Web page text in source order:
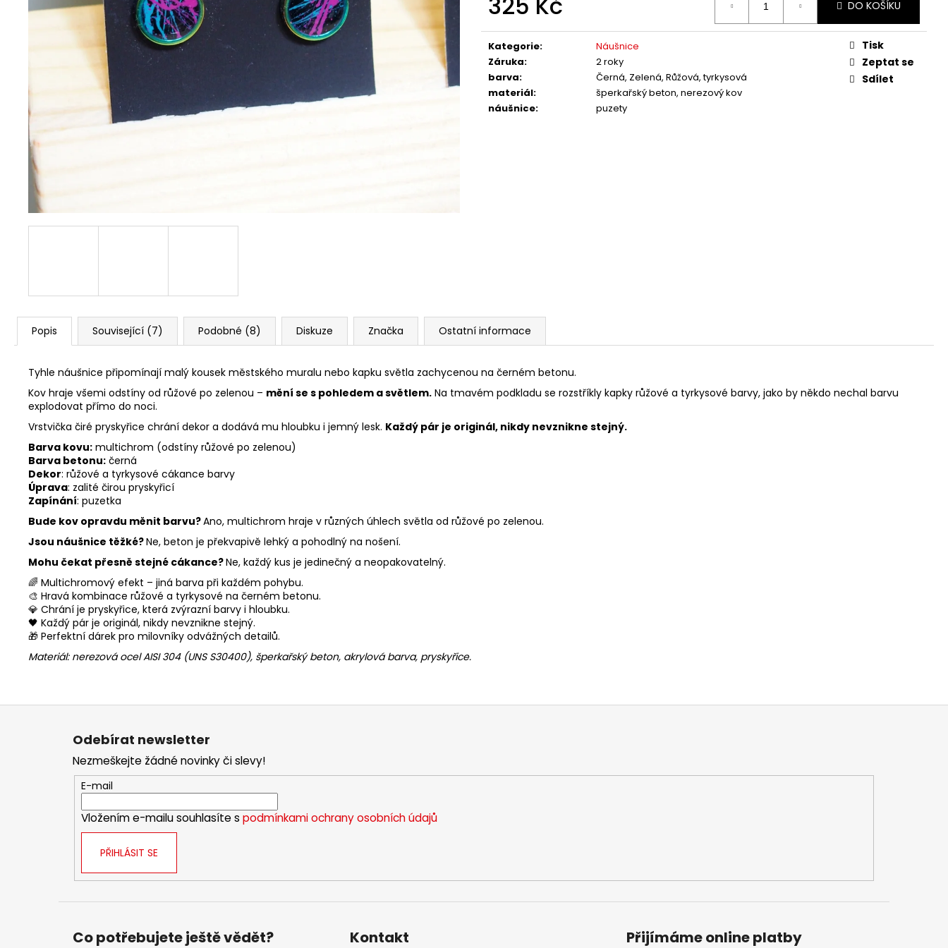
cena:
DO KOŠÍKU
Kategorie:
Náušnice
Záruka:
2 roky
barva:
Černá, Zelená, Růžová, tyrkysová
materiál:
šperkařský beton, nerezový kov
náušnice: puzety
Tisk
Zeptat se
Sdílet
Popis Související (7) Podobné (8) Diskuze Značka Ostatní informace
Tyhle náušnice připomínají malý kousek městského muralu nebo kapku světla zachycenou na černém betonu.
Kov hraje všemi odstíny od růžové po zelenou – mění se s pohledem a světlem. Na tmavém podkladu se rozstříkly kapky růžové a tyrkysové barvy, jako by někdo nechal barvu
explodovat přímo do noci.
Vrstvička čiré pryskyřice chrání dekor a dodává mu hloubku i jemný lesk. Každý pár je originál, nikdy nevznikne stejný.
Barva kovu: multichrom (odstíny růžové po zelenou)
Barva betonu: černá
Dekor: růžové a tyrkysové cákance barvy
Úprava: zalité čirou pryskyřicí
Zapínání: puzetka
Bude kov opravdu měnit barvu?Ano, multichrom hraje v různých úhlech světla od růžové po zelenou.
Jsou náušnice těžké?Ne, beton je překvapivě lehký a pohodlný na nošení.
Mohu čekat přesně stejné cákance?Ne, každý kus je jedinečný a neopakovatelný.
🌈 Multichromový efekt – jiná barva při každém pohybu.
🎨 Hravá kombinace růžové a tyrkysové na černém betonu.
💎 Chrání je pryskyřice, která zvýrazní barvy i hloubku.
🖤 Každý pár je originál, nikdy nevznikne stejný.
🎁 Perfektní dárek pro milovníky odvážných detailů.
Materiál: nerezová ocel AISI 304 (UNS S30400), šperkařský beton, akrylová barva, pryskyřice.
Z
Odebírat newsletter
Nezmeškejte žádné novinky či slevy!
E-mail
Vložením e-mailu souhlasíte s podmínkami ochrany osobních údajů
PŘIHLÁSIT SE
Co potřebujete ještě vědět? Kontakt Přijímáme online platby